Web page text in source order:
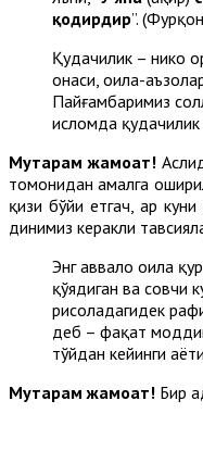
қодирдир”.
Қудачилик – никоҳ
онаси, оила-
Пайғамбаримиз
исломда қудачилик
Муҳтарам жамоат!
томонидан амалга
қизи бўйи етгач, ҳар
динимиз керакли
Энг аввало оила
қўядиган ва совчи
рисоладагидек
деб – фақат
тўйдан кейинги
Муҳтарам жамоат! Бир